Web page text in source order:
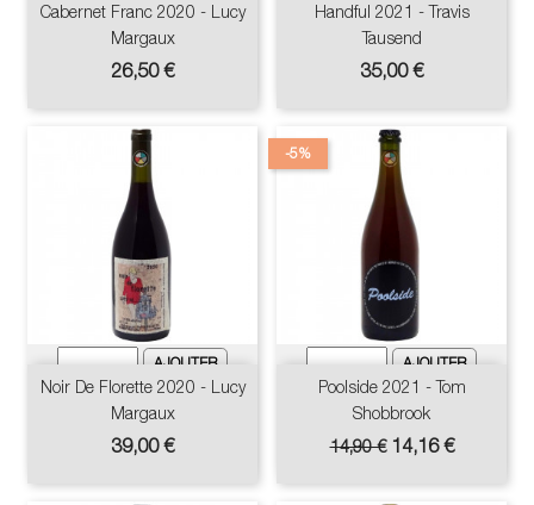
Cabernet Franc 2020 - Lucy
Margaux
Prix
26,50 €
Handful 2021 - Travis
Tausend
Prix
35,00 €
Noir De Florette 2020 - Lucy
Margaux
Prix
39,00 €
Poolside 2021 - Tom
Shobbrook
Prix
base
14,90 €
-5%
Prix
14,16 €